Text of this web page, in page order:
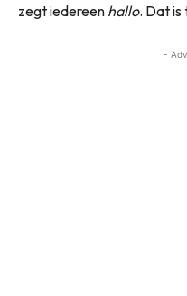
zegt iedereen hallo. Dat is
-